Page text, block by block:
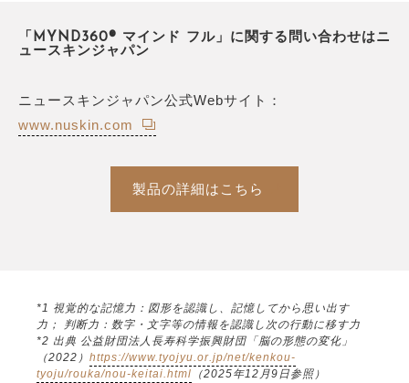
「MYND360® マインド フル」に関する問い合わせはニ
ュースキンジャパン
ニュースキンジャパン公式Webサイト：
www.nuskin.com
製品の詳細はこちら
*1 視覚的な記憶力：図形を認識し、記憶してから思い出す
力； 判断力：数字・文字等の情報を認識し次の行動に移す力
*2 出典 公益財団法人長寿科学振興財団「脳の形態の変化」
（2022） https://www.tyojyu.or.jp/net/kenkou-
tyoju/rouka/nou-keitai.html （2025年12月9日参照）